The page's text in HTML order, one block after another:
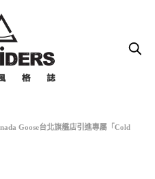
Goose台北旗艦店引進專屬「Cold